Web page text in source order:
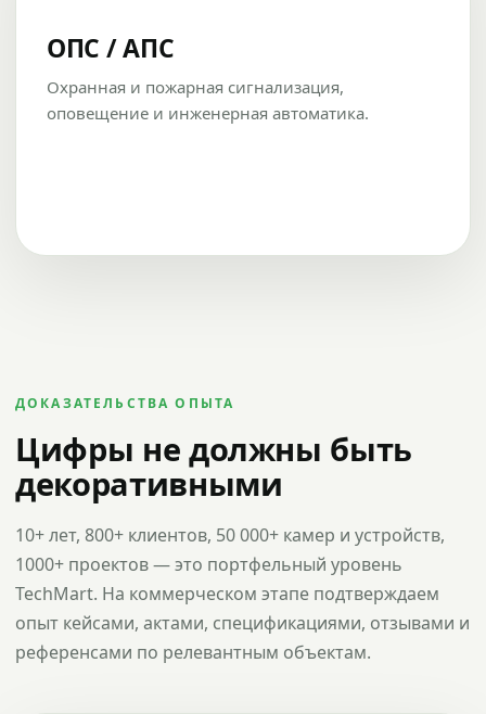
ОПС / АПС
Охранная и пожарная сигнализация,
оповещение и инженерная автоматика.
ДОКАЗАТЕЛЬСТВА ОПЫТА
Цифры не должны быть
декоративными
10+ лет, 800+ клиентов, 50 000+ камер и устройств,
1000+ проектов — это портфельный уровень
TechMart. На коммерческом этапе подтверждаем
опыт кейсами, актами, спецификациями, отзывами и
референсами по релевантным объектам.